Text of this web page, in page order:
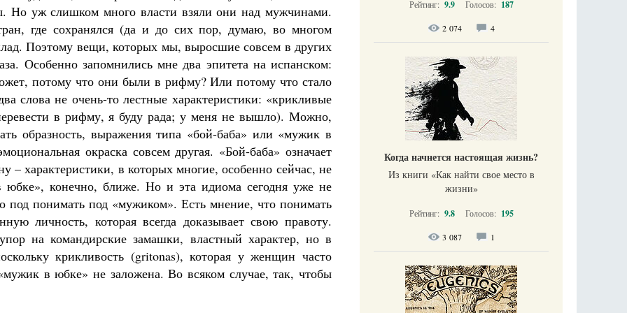
Но уж слишком много власти взяли они над мужчинами.
где сохранялся (да и до сих пор, думаю, во многом
Поэтому вещи, которых мы, выросшие совсем в других
Особенно запомнились мне два эпитета на испанском:
потому что они были в рифму? Или потому что стало
слова не очень-то лестные характеристики: «крикливые
в рифму, я буду рада; у меня не вышло). Можно,
образность, выражения типа «бой-баба» или «мужик в
окраска совсем другая. «Бой-баба» означает
характеристики, в которых многие, особенно сейчас, не
юбке», конечно, ближе. Но и эта идиома сегодня уже не
под понимать под «мужиком». Есть мнение, что понимать
личность, которая всегда доказывает свою правоту.
на командирские замашки, властный характер, но в
крикливость (gritonas), которая у женщин часто
в юбке» не заложена. Во всяком случае, так, чтобы
Рейтинг: 9.9 Голосов: 187
2 074 4
Когда начнется настоящая жизнь?
Из книги «Как найти свое место в
жизни​»
Рейтинг: 9.8 Голосов: 195
3 087 1